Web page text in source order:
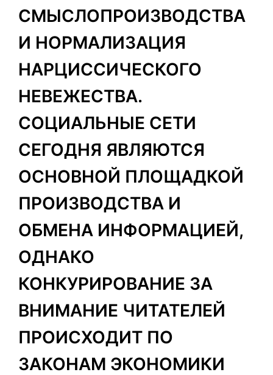
СМЫСЛОПРОИЗВОДСТВА
И НОРМАЛИЗАЦИЯ
НАРЦИССИЧЕСКОГО
НЕВЕЖЕСТВА.
СОЦИАЛЬНЫЕ СЕТИ
СЕГОДНЯ ЯВЛЯЮТСЯ
ОСНОВНОЙ ПЛОЩАДКОЙ
ПРОИЗВОДСТВА И
ОБМЕНА ИНФОРМАЦИЕЙ,
ОДНАКО
КОНКУРИРОВАНИЕ ЗА
ВНИМАНИЕ ЧИТАТЕЛЕЙ
ПРОИСХОДИТ ПО
ЗАКОНАМ ЭКОНОМИКИ